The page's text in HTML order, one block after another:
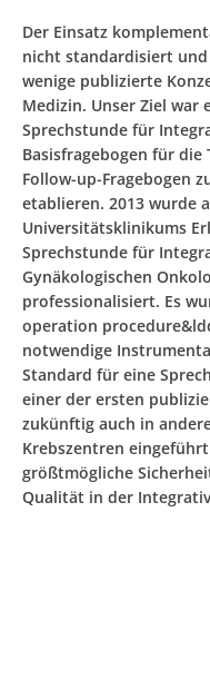
Der Einsatz
nicht standardisiert
wenige publizierte
Medizin. Unser Ziel war
Sprechstunde für
Basisfragebogen für
Follow-up-Fragebogen
etablieren. 2013 wurde
Universitätsklinikums
Sprechstunde für
Gynäkologischen
professionalisiert. Es
operation
notwendige
Standard für eine
einer der ersten
zukünftig auch in
Krebszentren
größtmögliche
Qualität in der